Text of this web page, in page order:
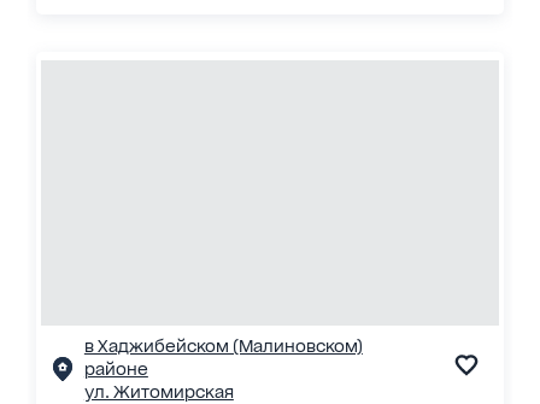
в Хаджибейском (Малиновском)
районе
ул. Житомирская